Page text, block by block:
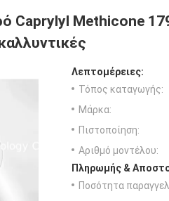
Caprylyl Methicone
Λεπτομέρειες:
Τόπος καταγωγής:
Μάρκα:
Πιστοποίηση:
Αριθμό μοντέλου:
Πληρωμής &
Ποσότητα